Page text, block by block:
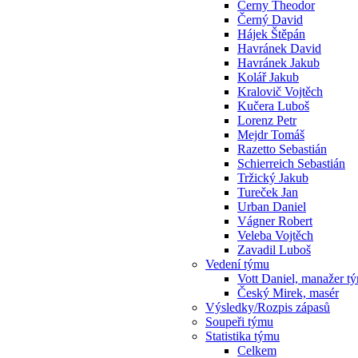
Cerny Theodor
Černý David
Hájek Štěpán
Havránek David
Havránek Jakub
Kolář Jakub
Kralovič Vojtěch
Kučera Luboš
Lorenz Petr
Mejdr Tomáš
Razetto Sebastián
Schierreich Sebastián
Tržický Jakub
Tureček Jan
Urban Daniel
Vágner Robert
Veleba Vojtěch
Zavadil Luboš
Vedení týmu
Vott Daniel, manažer
Český Mirek, masér
Výsledky/Rozpis zápasů
Soupeři týmu
Statistika týmu
Celkem